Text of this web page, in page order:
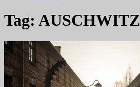
Tag: AUSCHWITZ